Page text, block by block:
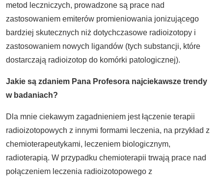
metod leczniczych, prowadzone są prace nad
zastosowaniem emiterów promieniowania jonizującego
bardziej skutecznych niż dotychczasowe radioizotopy i
zastosowaniem nowych ligandów (tych substancji, które
dostarczają radioizotop do komórki patologicznej).
Jakie są zdaniem Pana Profesora najciekawsze trendy
w badaniach?
Dla mnie ciekawym zagadnieniem jest łączenie terapii
radioizotopowych z innymi formami leczenia, na przykład z
chemioterapeutykami, leczeniem biologicznym,
radioterapią. W przypadku chemioterapii trwają prace nad
połączeniem leczenia radioizotopowego z